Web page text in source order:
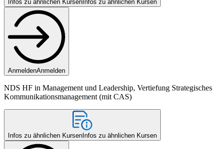
Infos zu ähnlichen Kursen Infos zu ähnlichen Kursen
AnmeldenAnmelden
NDS HF in Management und Leadership, Vertiefung Strategisches
Kommunikationsmanagement (mit CAS)
Infos zu ähnlichen Kursen Infos zu ähnlichen Kursen